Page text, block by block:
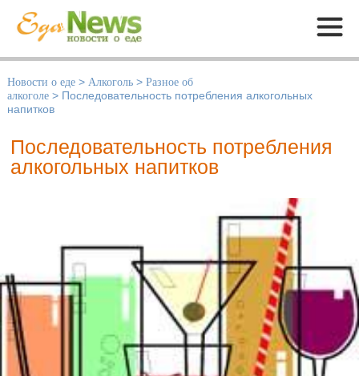
Меню
Новости о еде > Алкоголь > Разное об
алкоголе > Последовательность потребления алкогольных
напитков
Последовательность потребления
алкогольных напитков